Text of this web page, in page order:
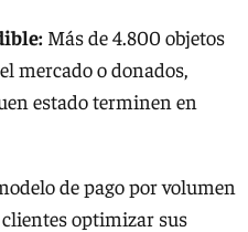
Más de 4.800 objetos
mercado o donados,
estado terminen en
de pago por volumen
optimizar sus